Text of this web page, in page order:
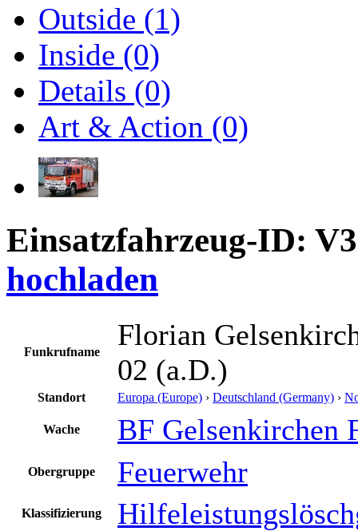
Outside (1)
Inside (0)
Details (0)
Art & Action (0)
Einsatzfahrzeug-ID:
hochladen
Funkrufname
Florian
02 (a.D.)
Standort Europa (Europe) › Deutschland (Germany) ›
Wache BF Gelsenkirchen
Obergruppe Feuerwehr
Klassifizierung